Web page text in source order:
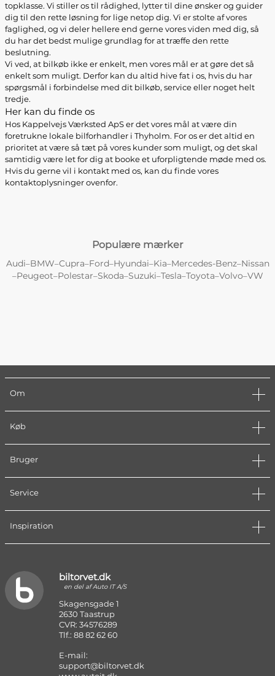
topklasse. Vi stiller os til rådighed, lytter til dine ønsker og guider
dig til den rette løsning for lige netop dig. Vi er stolte af vores
faglighed, og vi deler hellere end gerne vores viden med dig, så
du har det bedst mulige grundlag for at træffe den rette
beslutning.
Vi ved, at bilkøb ikke er enkelt, men vores mål er at gøre det så
enkelt som muligt. Derfor kan du altid hive fat i os, hvis du har
spørgsmål i forbindelse med dit bilkøb, service eller noget helt
tredje.
Her kan du finde os
Hos Kappelvejs Værksted ApS er det vores mål at være din
foretrukne lokale bilforhandler i Thyholm. For os er det altid en
prioritet at være så tæt på vores kunder som muligt, og det skal
samtidig være let for dig at booke et uforpligtende møde med os.
Hvis du gerne vil i kontakt med os, kan du finde vores
kontaktoplysninger ovenfor.
Populære mærker
Audi–BMW–Cupra–Ford–Hyundai–Kia–Mercedes-Benz–Nissan
–Peugeot–Polestar–Skoda–Suzuki–Tesla–Toyota–Volvo–VW
Om
Køb
Bruger
Service
Inspiration
biltorvet.dk
en del af Auto IT A/S
Skagensgade 1
2630 Taastrup
CVR: 34576289
Tlf.: 88 82 62 60
E-mail:
support@biltorvet.dk